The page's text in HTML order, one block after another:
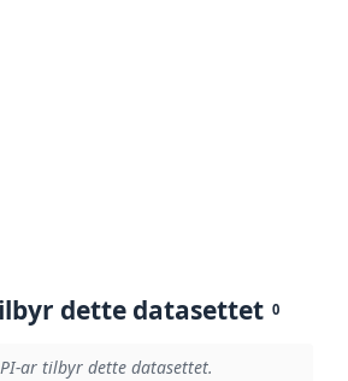
dette datasettet 0
ar tilbyr dette datasettet.